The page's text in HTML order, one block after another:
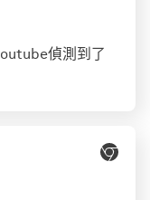
偵測到了